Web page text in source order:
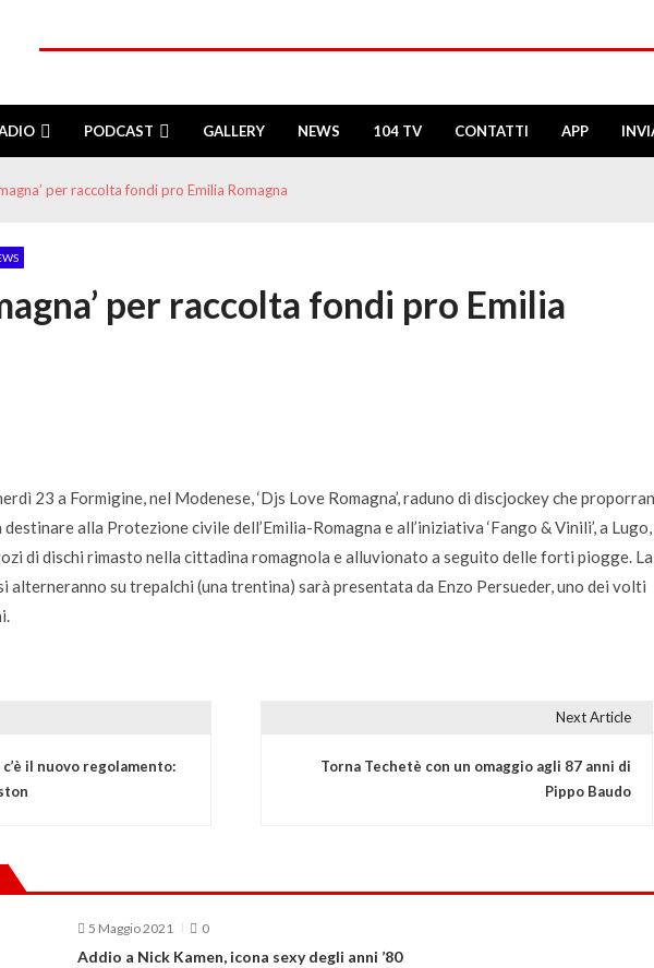
PODCAST GALLERY NEWS 104 TV CONTATTI APP
per raccolta fondi pro Emilia Romagna
per raccolta fondi pro Emilia
23 a Formigine, nel Modenese, ‘Djs Love Romagna’, raduno di discjockey che
alla Protezione civile dell’Emilia-Romagna e all’iniziativa ‘Fango & Vinili’, a Lugo,
di dischi rimasto nella cittadina romagnola e alluvionato a seguito delle forti piogge. La
alterneranno su trepalchi (una trentina) sarà presentata da Enzo Persueder, uno dei volti
il nuovo regolamento:
Next Article
Torna Techetè con un omaggio agli 87 anni di
Pippo Baudo
5 Maggio 2021 0
Addio a Nick Kamen, icona sexy degli anni ’80